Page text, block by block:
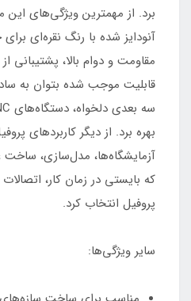
برد. از مهمترین ویژگی‌های
آنودایز شده با رنگ نقره‌ای
مقاومت و دوام بالا،
قابلیت موجب شده بتوان به
بهره برد. از دیگر کاربرد‌های
آزمایشگاه‌ها، مدل‌سازی، ساخت
که بایستی در زمان کار،
پروفیل انتخاب کرد.
سایر ویژگی‌ها: